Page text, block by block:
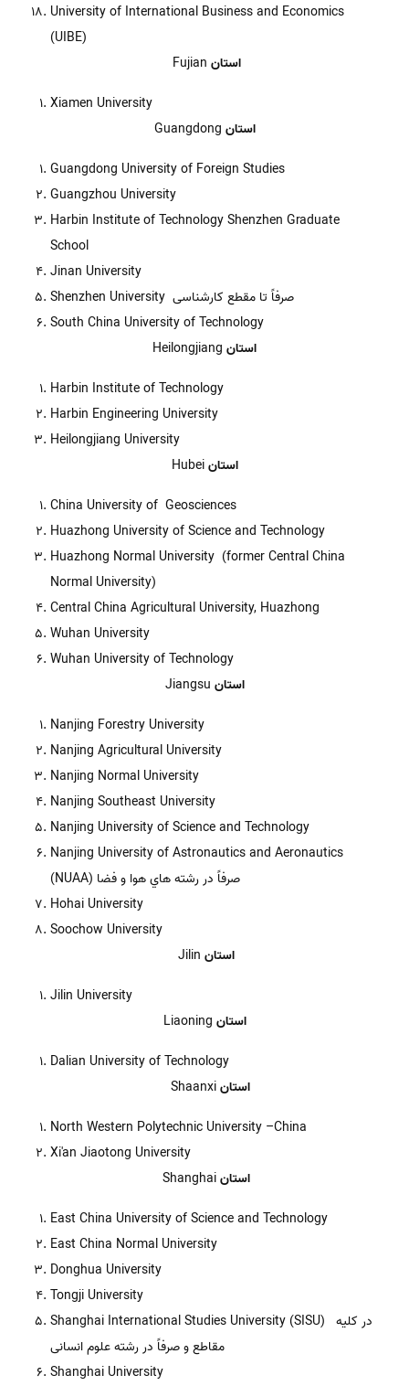
University of International Business and Economics
(UIBE)
استان Fujian
Xiamen University
استان Guangdong
Guangdong University of Foreign Studies
Guangzhou University
Harbin Institute of Technology Shenzhen Graduate
School
Jinan University
Shenzhen University صرفاً تا مقطع کارشناسی
South China University of Technology
استان Heilongjiang
Harbin Institute of Technology
Harbin Engineering University
Heilongjiang University
استانHubei
China University of Geosciences
Huazhong University of Science and Technology
Huazhong Normal University (former Central China
Normal University)
Central China Agricultural University, Huazhong
Wuhan University
Wuhan University of Technology
استان Jiangsu
Nanjing Forestry University
Nanjing Agricultural University
Nanjing Normal University
Nanjing Southeast University
Nanjing University of Science and Technology
Nanjing University of Astronautics and Aeronautics
(NUAA) صرفاً در رشته هاي هوا و فضا
Hohai University
Soochow University
استان Jilin
Jilin University
استان Liaoning
Dalian University of Technology
استانShaanxi
North Western Polytechnic University –China
Xi'an Jiaotong University
استانShanghai
East China University of Science and Technology
East China Normal University
Donghua University
Tongji University
Shanghai International Studies University (SISU) در کلیه
مقاطع و صرفاً در رشته علوم انسانی
Shanghai University